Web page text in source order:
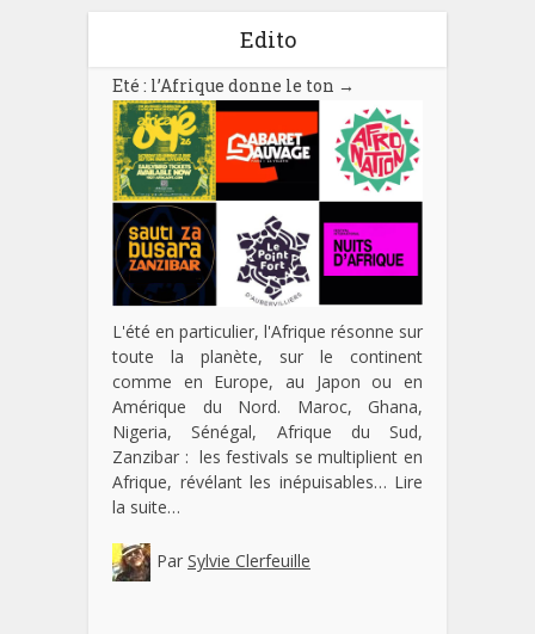
Edito
Eté : l’Afrique donne le ton →
L'été en particulier, l'Afrique résonne sur
toute la planète, sur le continent
comme en Europe, au Japon ou en
Amérique du Nord. Maroc, Ghana,
Nigeria, Sénégal, Afrique du Sud,
Zanzibar : les festivals se multiplient en
Afrique, révélant les inépuisables… Lire
la suite…
Par Sylvie Clerfeuille